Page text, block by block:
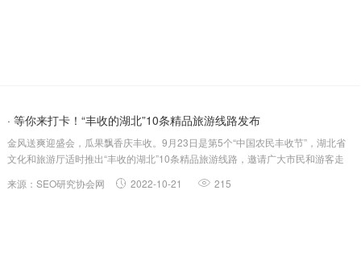
· 等你来打卡！“丰收的湖北”10条精品旅游线路发布
金风送爽迎盛会，瓜果飘香庆丰收。9月23日是第5个“中国农民丰收节”，湖北省
文化和旅游厅适时推出“丰收的湖北”10条精品旅游线路，邀请广大市民和游客走
路，分别以“庆、贺、赞、保、品、说、爱、乐、迎、唱”丰收为主题，分为“荆山
来源：SEO研究协会网 2022-10-21 215